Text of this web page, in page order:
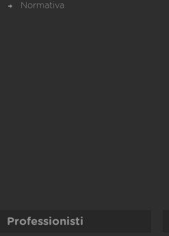
Normativa
Professionisti